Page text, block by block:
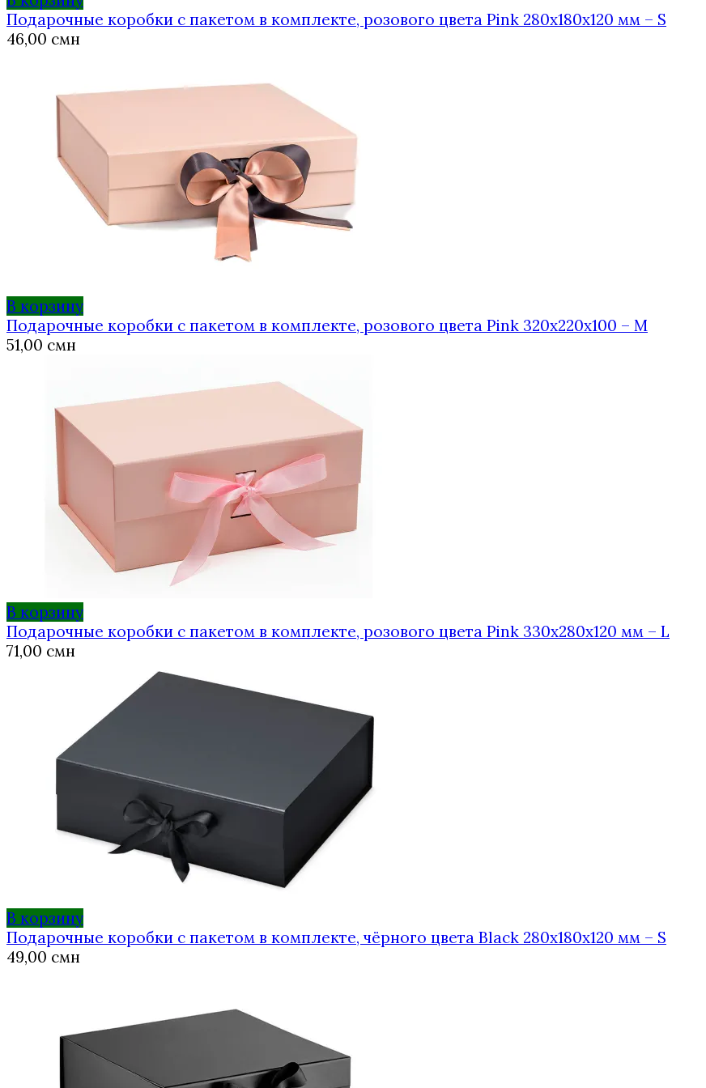
Подарочные коробки с пакетом в комплекте, розового цвета Pink 280x180x120 мм – S
46,00 смн
В корзину
Подарочные коробки с пакетом в комплекте, розового цвета Pink 320x220x100 – M
51,00 смн
В корзину
Подарочные коробки с пакетом в комплекте, розового цвета Pink 330x280x120 мм – L
71,00 смн
В корзину
Подарочные коробки с пакетом в комплекте, чёрного цвета Black 280х180х120 мм – S
49,00 смн